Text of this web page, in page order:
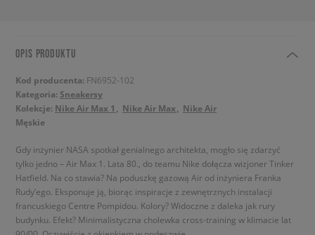
OPIS PRODUKTU
Kod producenta: FN6952-102
Kategoria: Sneakersy
Kolekcje: Nike Air Max 1 Nike Air Max
Nike Air
Męskie
Gdy inżynier NASA spotkał genialnego architekta, mogło się zdarzyć
tylko jedno – Air Max 1. Lata 80., do teamu Nike dołącza wizjoner Tinker
Hatfield. Na co stawia? Na poduszkę gazową Air od inżyniera Franka
Rudy’ego. Eksponuje ją, biorąc inspiracje z zewnętrznych instalacji
francuskiego Centre Pompidou. Kolory? Widoczne z daleka jak rury
budynku. Efekt? Minimalistyczna cholewka cross-training w klimacie lat